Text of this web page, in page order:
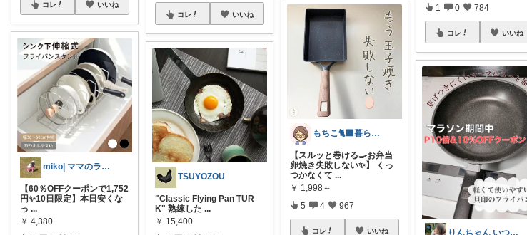
コレ いいね
miko| ママのラク家事＆大人可愛い
【60％OFFクーポンで1,752
円✨10日限定】本日安くな
っ ...
￥ 4,380
コレ いいね
TSUYOZOU
"Classic Flying Pan TUR
K" 熟練した ...
￥ 15,400
もちこ🐈‍⬛暮らしのお気に入り🌷
【スルッと巻ける🍳お弁当
卵焼き失敗しない✨】 くっ
つかなくて ...
￥ 1,998～
5 4 967
コレ いいね
1 0 784
コレ いいね